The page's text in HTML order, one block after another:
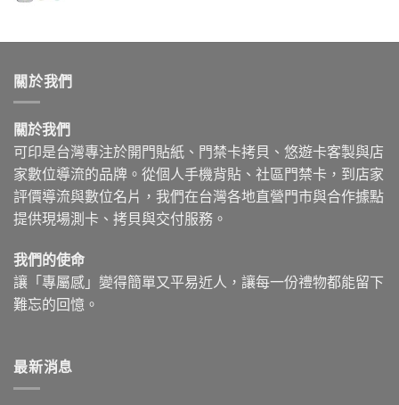
關於我們
關於我們
可印是台灣專注於開門貼紙、門禁卡拷貝、悠遊卡客製與店
家數位導流的品牌。從個人手機背貼、社區門禁卡，到店家
評價導流與數位名片，我們在台灣各地直營門市與合作據點
提供現場測卡、拷貝與交付服務。
我們的使命
讓「專屬感」變得簡單又平易近人，讓每一份禮物都能留下
難忘的回憶。
最新消息